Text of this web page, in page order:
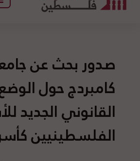
صدور بحث عن
كامبردج حول
القانوني الجديد
الفلسطينيين